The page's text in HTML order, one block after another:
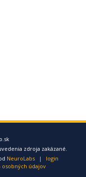
zdroja zakázané.
NeuroLabs |
login
osobných údajov